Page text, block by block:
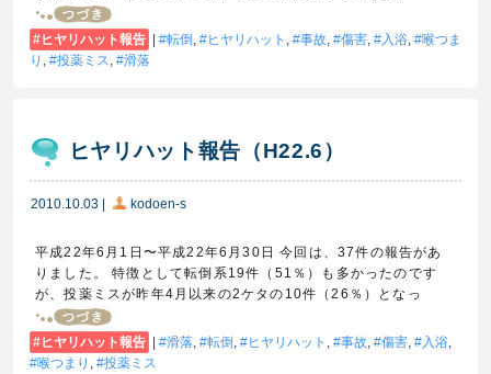
ヒヤリハット報告 | 転倒 ヒヤリハット 事故 傷害 入浴
喉つま
り
投薬ミス 滑落
ヒヤリハット報告（H22.6）
2010.10.03 | kodoen-s
平成22年6月1日〜平成22年6月30日 今回は、37件の報告があ
りました。 特徴として転倒系19件（51％）も多かったのです
が、投薬ミスが昨年4月以来の2ケタの10件（26％）となっ
ヒヤリハット報告 | 滑落 転倒 ヒヤリハット 事故 傷害 入浴
喉つまり
投薬ミス